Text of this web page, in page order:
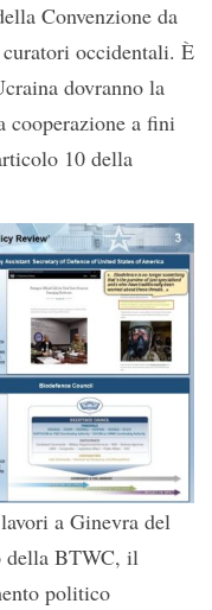
Convenzione da
occidentali. È
dovranno la
cooperazione a fini
10 della
a Ginevra del
della BTWC, il
politico